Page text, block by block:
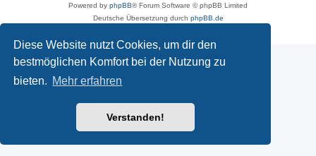
Diese Website nutzt Cookies, um dir den
bestmöglichen Komfort bei der Nutzung zu
bieten. Mehr erfahren
Verstanden!
Powered by phpBB® Forum Software © phpBB Limited
Deutsche Übersetzung durch phpBB.de